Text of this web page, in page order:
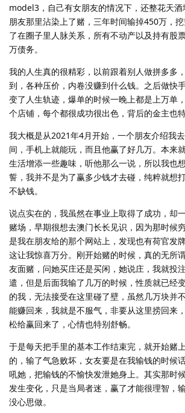
model3，自己有女朋友的情况下，还整花天酒
朋友那里沾染上了赌，三年时间输掉450万，
了在圈子里人脉关系，所有不动产以及持有股
万债务。
我的人生真的很精彩，以前跟着别人做拼多多
到，各种压价，内卷没赚到什么钱。之后做快
变了人生轨迹，爆单的时候一晚上都是上万单
个店铺，每个都很成功很出色，背后的金主也
我大概是从2021年4月开始，一个朋友介绍我
间，手机上就能玩，而且他赢了好几万。本来
生活增添一些趣味，听他那么一说，所以我也
誓，我并不是为了赢多少钱才去碰，纯粹就想
不缺钱。
说点实在的，我虽然在事业上取得了成功，却
赌场，早期很想去澳门长长见识，因为那时候
是我在朋友给的那个网站上，发现也有荷官发
这让我惊喜万分。刚开始赌的时候，真的无所
友面赌，问她买庄还是买闲，她说庄，我就投
遣，但是后面我输了几万的时候，性质就已经
的我，无法接受在这里碰了壁，虽然几万块并
能赚回来，我就是不服气，非要从这里捞回来
松给赢回来了，心情也特别舒畅。
于是每天把手里的基本工作结束完，就开始赌
的，输了气急败坏，女友要是在我输钱的时候
吼她，把输钱的不愉快发泄她身上。其实那时
发生变化，只是当局者迷，赢了才能很理智，
没心思做。